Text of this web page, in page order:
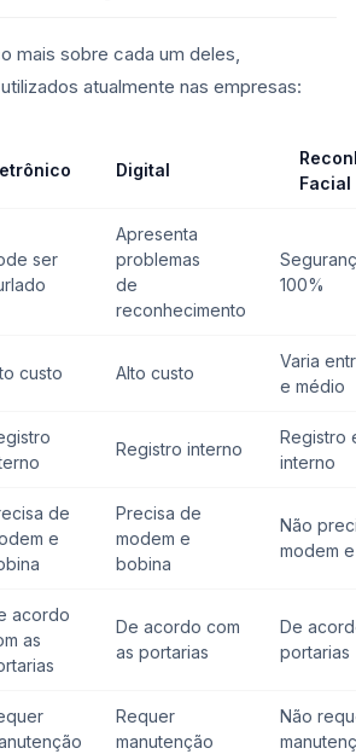
mais sobre cada um deles,
atualmente nas empresas:
Digital
Facial
ser
Apresenta
problemas
de
reconhecimento
100%
custo Alto custo
Varia
e médio
Registro interno
Registro
interno
de
e
Precisa de
modem e
bobina
Não
modem
acordo
as
De acordo com
as portarias
De
portarias
Requer
manutenção
Não